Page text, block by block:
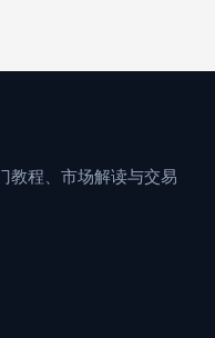
教程、市场解读与交易